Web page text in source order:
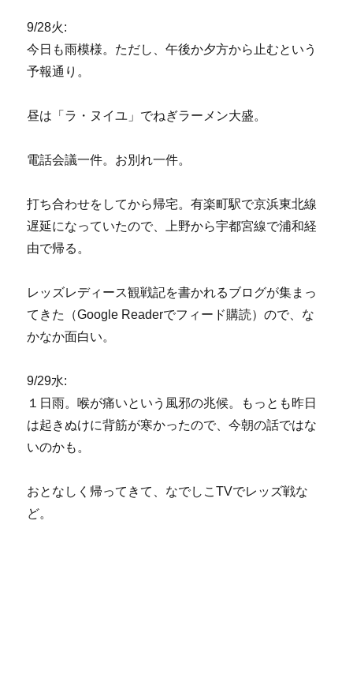
9/28火:
今日も雨模様。ただし、午後か夕方から止むという
予報通り。
昼は「ラ・ヌイユ」でねぎラーメン大盛。
電話会議一件。お別れ一件。
打ち合わせをしてから帰宅。有楽町駅で京浜東北線
遅延になっていたので、上野から宇都宮線で浦和経
由で帰る。
レッズレディース観戦記を書かれるブログが集まっ
てきた（Google Readerでフィード購読）ので、な
かなか面白い。
9/29水:
１日雨。喉が痛いという風邪の兆候。もっとも昨日
は起きぬけに背筋が寒かったので、今朝の話ではな
いのかも。
おとなしく帰ってきて、なでしこTVでレッズ戦な
ど。